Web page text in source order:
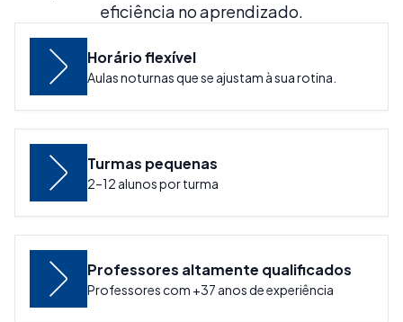
eficiência no aprendizado.
Horário flexível
Aulas noturnas que se ajustam à sua rotina.
Turmas pequenas
2–12 alunos por turma
Professores altamente qualificados
Professores com +37 anos de experiência